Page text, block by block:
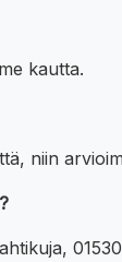
kautta.
niin